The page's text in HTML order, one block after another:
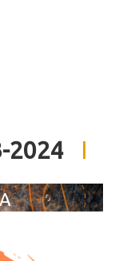
2024